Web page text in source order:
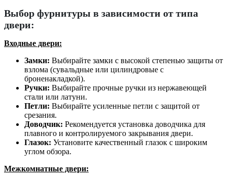
Выбор фурнитуры в зависимости от типа
двери:
Входные двери:
Замки: Выбирайте замки с высокой степенью защиты от
взлома (сувальдные или цилиндровые с
броненакладкой).
Ручки: Выбирайте прочные ручки из нержавеющей
стали или латуни.
Петли: Выбирайте усиленные петли с защитой от
срезания.
Доводчик: Рекомендуется установка доводчика для
плавного и контролируемого закрывания двери.
Глазок: Установите качественный глазок с широким
углом обзора.
Межкомнатные двери: